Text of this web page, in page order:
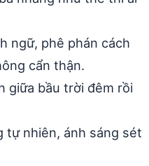
ngữ, phê phán cách
cẩn thận.
giữa bầu trời đêm rồi
tự nhiên, ánh sáng sét